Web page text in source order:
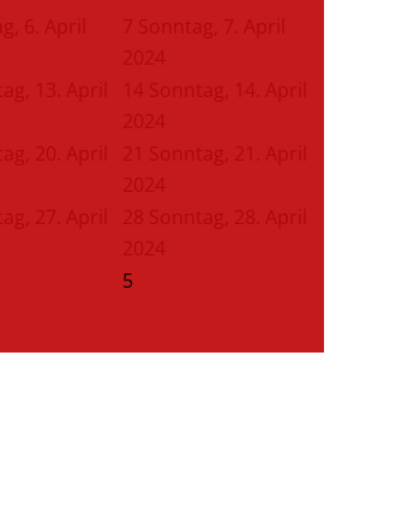
6. April
7 Sonntag, 7. April
2024
13. April
14 Sonntag, 14. April
2024
20. April
21
Sonntag, 21. April
2024
27. April
28 Sonntag, 28. April
2024
5